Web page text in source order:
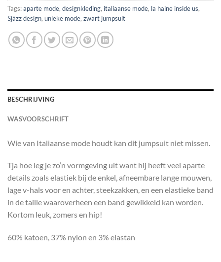
Tags:aparte mode, designkleding, italiaanse mode, la haine inside us,
Sjàzz design, unieke mode, zwart jumpsuit
BESCHRIJVING
WASVOORSCHRIFT
Wie van Italiaanse mode houdt kan dit jumpsuit niet missen.
Tja hoe leg je zo’n vormgeving uit want hij heeft veel aparte
details zoals elastiek bij de enkel, afneembare lange mouwen,
lage v-hals voor en achter, steekzakken, en een elastieke band
in de taille waaroverheen een band gewikkeld kan worden.
Kortom leuk, zomers en hip!
60% katoen, 37% nylon en 3% elastan